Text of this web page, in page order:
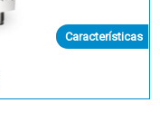
Características